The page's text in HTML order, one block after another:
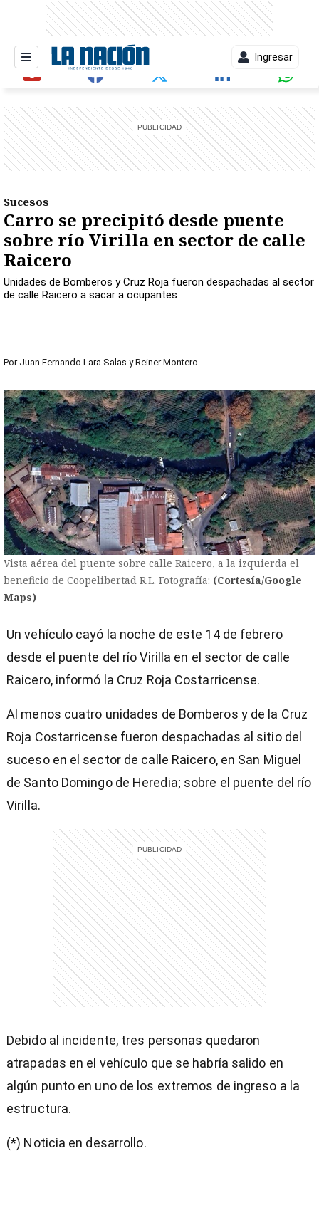
Ingresar
Sucesos
Carro se precipitó desde puente
sobre río Virilla en sector de calle
Raicero
Unidades de Bomberos y Cruz Roja fueron despachadas al sector
de calle Raicero a sacar a ocupantes
Por Juan Fernando Lara Salas y Reiner Montero
Vista aérea del puente sobre calle Raicero, a la izquierda el
beneficio de Coopelibertad R.L. Fotografía: (Cortesía/Google
Maps)
Un vehículo cayó la noche de este 14 de febrero
desde el puente del río Virilla en el sector de calle
Raicero, informó la Cruz Roja Costarricense.
Al menos cuatro unidades de Bomberos y de la Cruz
Roja Costarricense fueron despachadas al sitio del
suceso en el sector de calle Raicero, en San Miguel
de Santo Domingo de Heredia; sobre el puente del río
Virilla.
Debido al incidente, tres personas quedaron
atrapadas en el vehículo que se habría salido en
algún punto en uno de los extremos de ingreso a la
estructura.
(*) Noticia en desarrollo.